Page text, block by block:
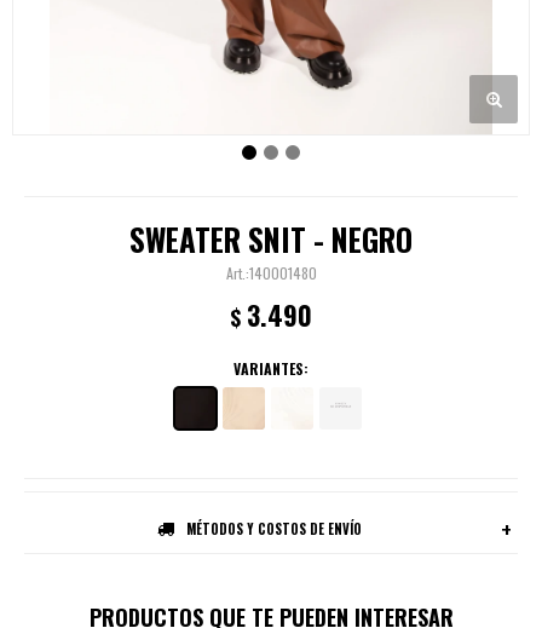
SWEATER SNIT - NEGRO
140001480
$ 3.490
VARIANTES:
MÉTODOS Y COSTOS DE ENVÍO
PRODUCTOS QUE TE PUEDEN INTERESAR